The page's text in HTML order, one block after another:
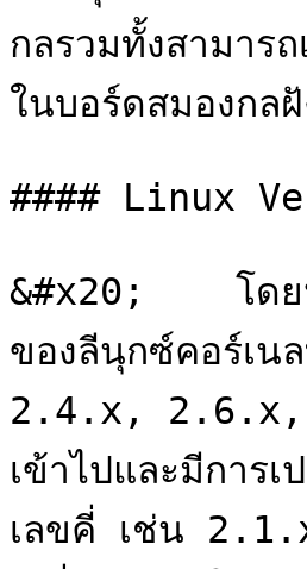
กลรวมทั้งสามาร
ในบอร์ดสมองกล
#### Linux
&#x20;    โดย
ของลีนุกซ์คอร์
2.4.x, 2.6.x,
เข้าไปและมีการ
เลขคี่ เช่น